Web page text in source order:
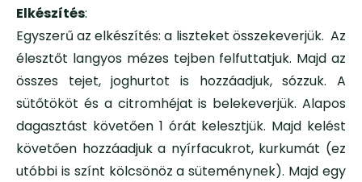
Elkészítés:
Egyszerű az elkészítés: a liszteket összekeverjük. Az
élesztőt langyos mézes tejben felfuttatjuk. Majd az
összes tejet, joghurtot is hozzáadjuk, sózzuk. A
sütőtököt és a citromhéjat is belekeverjük. Alapos
dagasztást követően 1 órát kelesztjük. Majd kelést
követően hozzáadjuk a nyírfacukrot, kurkumát (ez
utóbbi is színt kölcsönöz a süteménynek). Majd egy